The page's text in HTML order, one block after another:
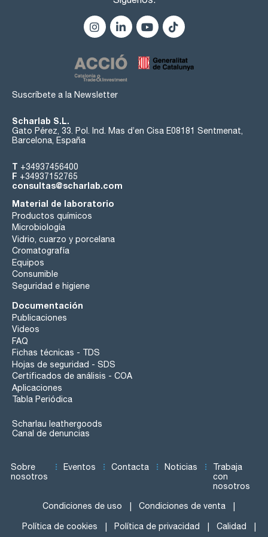
Suscríbete a la Newsletter
Scharlab S.L.
Gato Pérez, 33. Pol. Ind. Mas d’en Cisa E08181 Sentmenat,
Barcelona, España
T +34937456400
F +34937152765
consultas@scharlab.com
Material de laboratorio
Productos químicos
Microbiología
Vidrio, cuarzo y porcelana
Cromatografía
Equipos
Consumible
Seguridad e higiene
Documentación
Publicaciones
Videos
FAQ
Fichas técnicas - TDS
Hojas de seguridad - SDS
Certificados de análisis - COA
Aplicaciones
Tabla Periódica
Scharlau leathergoods
Canal de denuncias
Sobre
nosotros
Eventos Contacta Noticias
Trabaja
con
nosotros
Condiciones de uso Condiciones de venta
Política de cookies Política de privacidad Calidad